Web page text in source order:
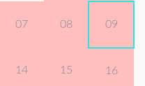
07 08 09
14 15 16